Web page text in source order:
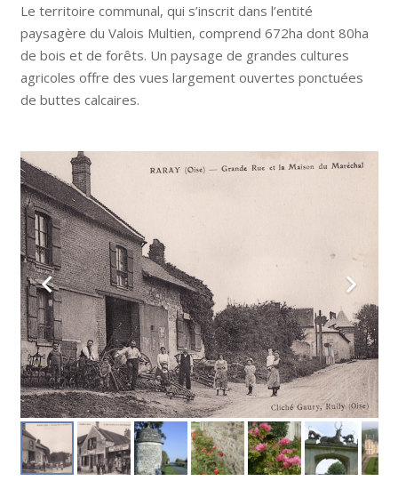
Le territoire communal, qui s’inscrit dans l’entité
paysagère du Valois Multien, comprend 672ha dont 80ha
de bois et de forêts. Un paysage de grandes cultures
agricoles offre des vues largement ouvertes ponctuées
de buttes calcaires.